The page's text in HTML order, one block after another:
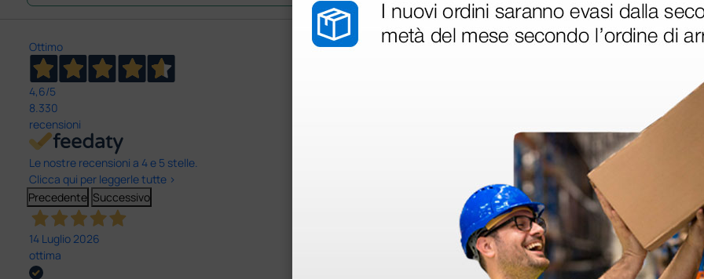
Ottimo
4,6/5
8.330
recensioni
Le nostre recensioni a 4 e 5 stelle.
Clicca qui per leggerle tutte >
Precedente Successivo
14 Luglio 2026
ottima